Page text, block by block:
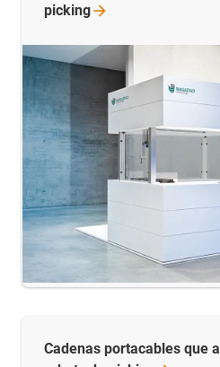
picking
Cadenas portacables que